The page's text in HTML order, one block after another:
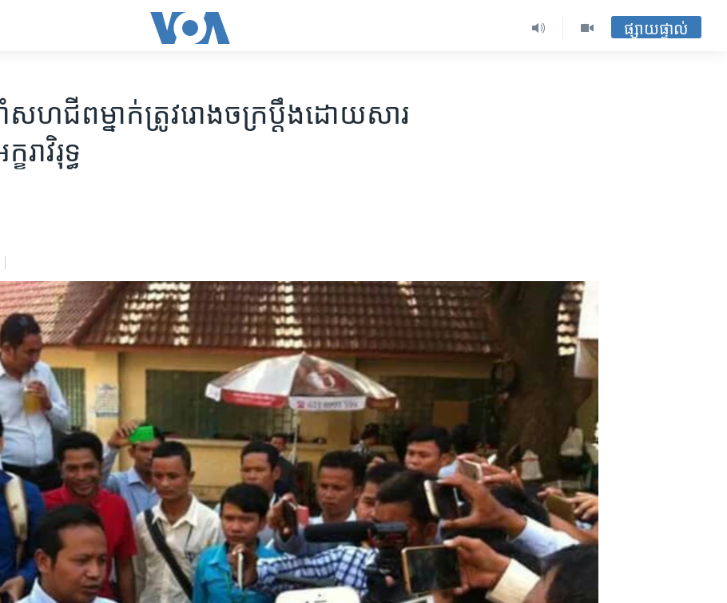
ផ្សាយផ្ទាល់
សហជីព​ម្នាក់​ត្រូវ​រោងចក្រ​ប្តឹង​ដោយ​សារ​
ាវិរុទ្ធ